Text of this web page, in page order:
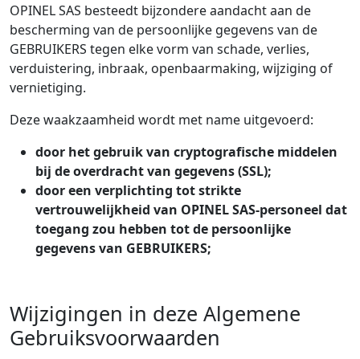
OPINEL SAS besteedt bijzondere aandacht aan de
bescherming van de persoonlijke gegevens van de
GEBRUIKERS tegen elke vorm van schade, verlies,
verduistering, inbraak, openbaarmaking, wijziging of
vernietiging.
Deze waakzaamheid wordt met name uitgevoerd:
door het gebruik van cryptografische middelen
bij de overdracht van gegevens (SSL);
door een verplichting tot strikte
vertrouwelijkheid van OPINEL SAS-personeel dat
toegang zou hebben tot de persoonlijke
gegevens van GEBRUIKERS;
Wijzigingen in deze Algemene
Gebruiksvoorwaarden